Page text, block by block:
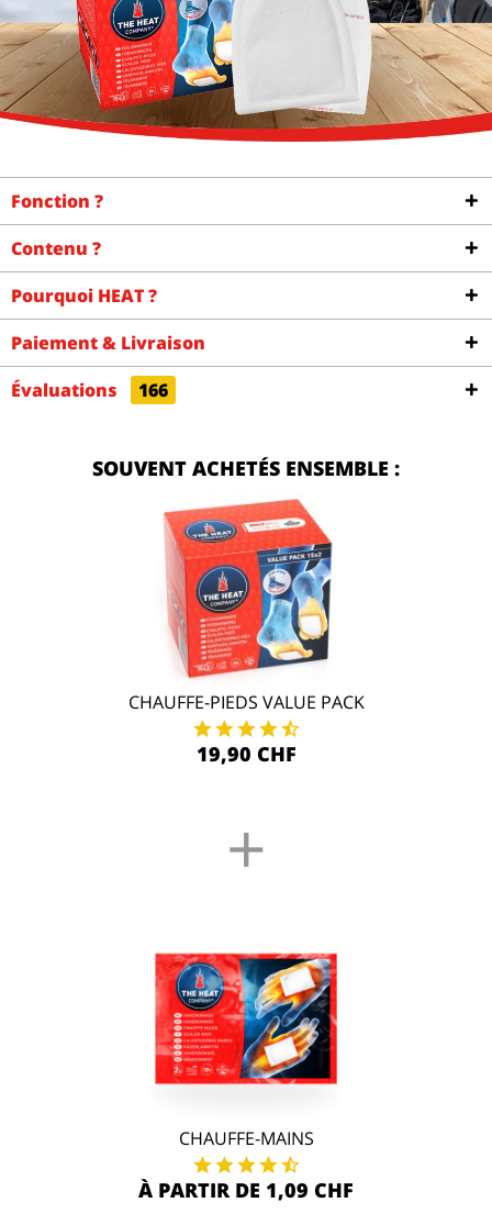
Fonction ?
Contenu ?
Pourquoi HEAT ?
Paiement & Livraison
Évaluations
166
SOUVENT ACHETÉS ENSEMBLE :
CHAUFFE-PIEDS VALUE PACK
19,90 CHF
+
CHAUFFE-MAINS
À PARTIR DE 1,09 CHF